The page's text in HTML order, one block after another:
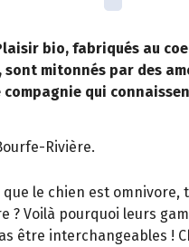
bio, fabriqués au
sont mitonnés par des
compagnie qui
Rivière.
que le chien est omnivore,
? Voilà pourquoi leurs
être interchangeables !